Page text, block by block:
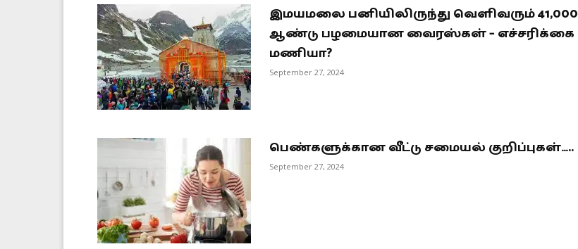
இமயமலை பனியிலிருந்து வெளிவரும் 41,000
ஆண்டு பழமையான வைரஸ்கள் – எச்சரிக்கை
மணியா?
September 27, 2024
பெண்களுக்கான வீட்டு சமையல் குறிப்புகள்…..
September 27, 2024